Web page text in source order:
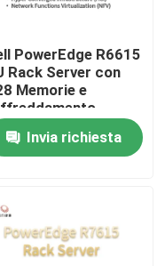
PowerEdge R6615
Rack Server con
Memorie e
a liquido,server
Invia richiesta